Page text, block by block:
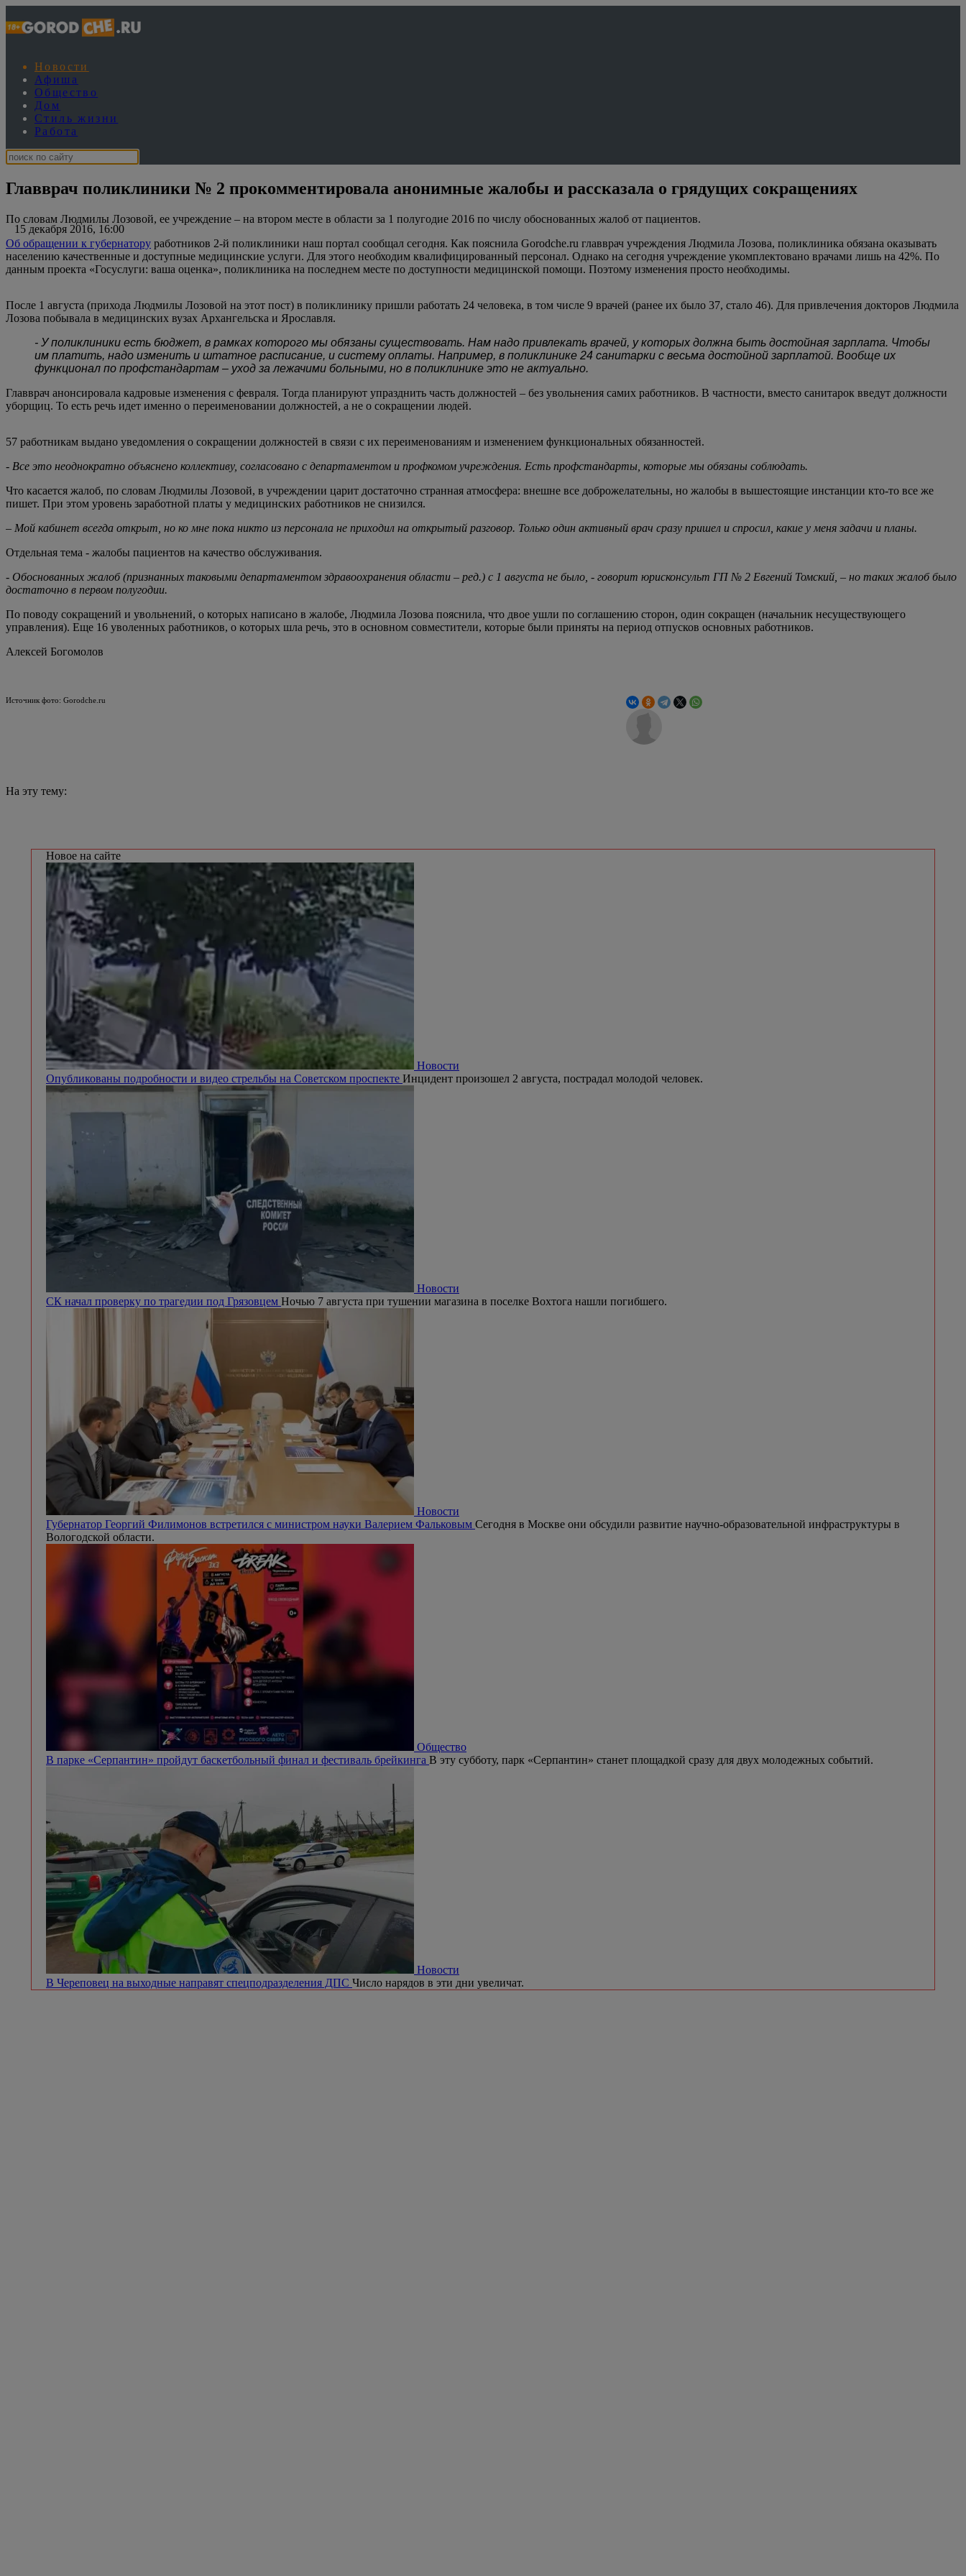
Новости
Афиша
Общество
Дом
Стиль жизни
Работа
Главврач поликлиники № 2 прокомментировала анонимные жалобы и рассказала о грядущих сокращениях
15 декабря 2016, 16:00
По словам Людмилы Лозовой, ее учреждение – на втором месте в области за 1 полугодие 2016 по числу обоснованных жалоб от пациентов.
Об обращении к губернатору работников 2-й поликлиники наш портал сообщал сегодня. Как пояснила Gorodche.ru главврач учреждения Людмила Лозова, поликлиника обязана оказывать
населению качественные и доступные медицинские услуги. Для этого необходим квалифицированный персонал. Однако на сегодня учреждение укомплектовано врачами лишь на 42%. По
данным проекта «Госуслуги: ваша оценка», поликлиника на последнем месте по доступности медицинской помощи. Поэтому изменения просто необходимы.
После 1 августа (прихода Людмилы Лозовой на этот пост) в поликлинику пришли работать 24 человека, в том числе 9 врачей (ранее их было 37, стало 46). Для привлечения докторов Людмила
Лозова побывала в медицинских вузах Архангельска и Ярославля.
- У поликлиники есть бюджет, в рамках которого мы обязаны существовать. Нам надо привлекать врачей, у которых должна быть достойная зарплата. Чтобы
им платить, надо изменить и штатное расписание, и систему оплаты. Например, в поликлинике 24 санитарки с весьма достойной зарплатой. Вообще их
функционал по профстандартам – уход за лежачими больными, но в поликлинике это не актуально.
Главврач анонсировала кадровые изменения с февраля. Тогда планируют упразднить часть должностей – без увольнения самих работников. В частности, вместо санитарок введут должности
уборщиц. То есть речь идет именно о переименовании должностей, а не о сокращении людей.
57 работникам выдано уведомления о сокращении должностей в связи с их переименованиям и изменением функциональных обязанностей.
- Все это неоднократно объяснено коллективу, согласовано с департаментом и профкомом учреждения. Есть профстандарты, которые мы обязаны соблюдать.
Что касается жалоб, по словам Людмилы Лозовой, в учреждении царит достаточно странная атмосфера: внешне все доброжелательны, но жалобы в вышестоящие инстанции кто-то все же
пишет. При этом уровень заработной платы у медицинских работников не снизился.
– Мой кабинет всегда открыт, но ко мне пока никто из персонала не приходил на открытый разговор. Только один активный врач сразу пришел и спросил, какие у меня задачи и планы.
Отдельная тема - жалобы пациентов на качество обслуживания.
- Обоснованных жалоб (признанных таковыми департаментом здравоохранения области – ред.) с 1 августа не было, - говорит юрисконсульт ГП № 2 Евгений Томский, – но таких жалоб было
достаточно в первом полугодии.
По поводу сокращений и увольнений, о которых написано в жалобе, Людмила Лозова пояснила, что двое ушли по соглашению сторон, один сокращен (начальник несуществующего
управления). Еще 16 уволенных работников, о которых шла речь, это в основном совместители, которые были приняты на период отпусков основных работников.
Алексей Богомолов
Источник фото: Gorodche.ru
На эту тему:
Новое на сайте
Новости
Опубликованы подробности и видео стрельбы на Советском проспекте Инцидент произошел 2 августа, пострадал молодой человек.
Новости
СК начал проверку по трагедии под Грязовцем Ночью 7 августа при тушении магазина в поселке Вохтога нашли погибшего.
Новости
Губернатор Георгий Филимонов встретился с министром науки Валерием Фальковым Сегодня в Москве они обсудили развитие научно-образовательной инфраструктуры в
Вологодской области.
Общество
В парке «Серпантин» пройдут баскетбольный финал и фестиваль брейкинга В эту субботу, парк «Серпантин» станет площадкой сразу для двух молодежных событий.
Новости
В Череповец на выходные направят спецподразделения ДПС Число нарядов в эти дни увеличат.